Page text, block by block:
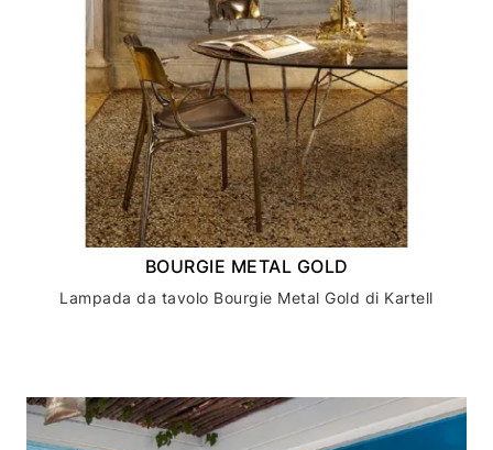
BOURGIE METAL GOLD
Lampada da tavolo Bourgie Metal Gold di Kartell